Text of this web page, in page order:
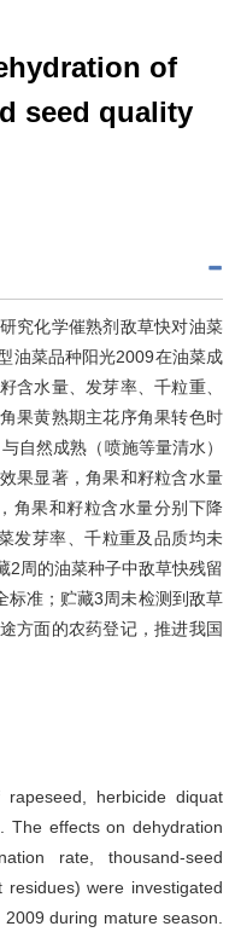
of
seed quality
究化学催熟剂敌草快对油菜
油菜品种阳光2009在油菜成
含水量、发芽率、千粒重、
果黄熟期主花序角果转色时
自然成熟（喷施等量清水）
果显著，角果和籽粒含水量
角果和籽粒含水量分别下降
发芽率、千粒重及品质均未
2周的油菜种子中敌草快残留
标准；贮藏3周未检测到敌草
方面的农药登记，推进我国
herbicide diquat
The effects on dehydration
rate, thousand-seed
were investigated
during mature season.